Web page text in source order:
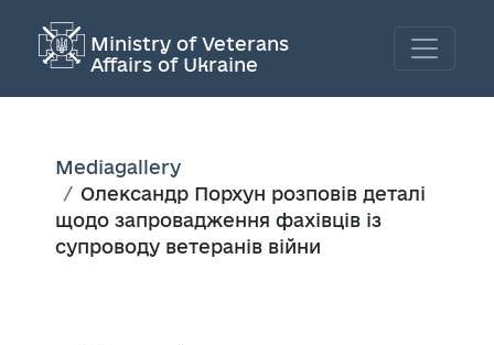
Ministry of Veterans
Affairs of Ukraine
Mediagallery
Олександр Порхун розповів деталі
щодо запровадження фахівців із
супроводу ветеранів війни